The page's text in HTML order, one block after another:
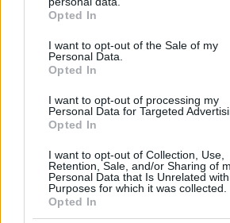
grant or deny consent to Google and its
use your data for below specified
consent section.
Opted In
I want to opt-out of the Sale of my
Personal Data.
Opted In
I want to opt-out of processing my
Personal Data for Targeted
Opted In
I want to opt-out of Collection, Use,
Retention, Sale, and/or Sharing of
Personal Data that Is Unrelated
Purposes for which it was collected.
Opted In
sector gastronómico de
Nuestra carta digital está
puedas gestionarla, pero
los primeros pasos. Nuestros
marketing gastronómico y
Por eso hemos diseñado un
ayudar a tu negocio a adaptarse
circunstancias actuales que